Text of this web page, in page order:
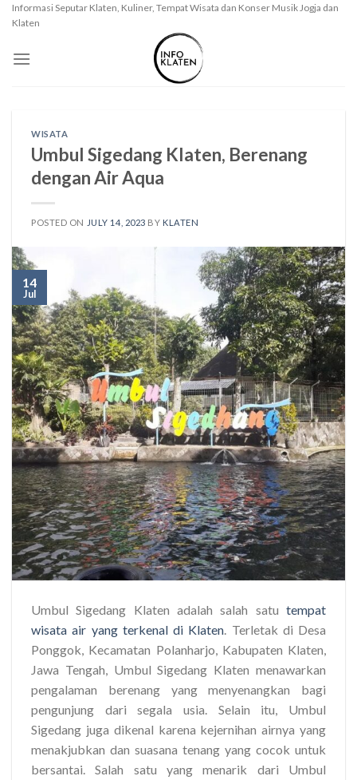
SkipInformasi Seputar Klaten, Kuliner, Tempat Wisata dan Konser Musik Jogja dan
Klaten
WISATA
Umbul Sigedang Klaten, Berenang
dengan Air Aqua
POSTED ON JULY 14, 2023 BY KLATEN
14
Jul
Umbul Sigedang Klaten adalah salah satu tempat
wisata air yang terkenal di Klaten . Terletak di Desa
Ponggok, Kecamatan Polanharjo, Kabupaten Klaten,
Jawa Tengah, Umbul Sigedang Klaten menawarkan
pengalaman berenang yang menyenangkan bagi
pengunjung dari segala usia. Selain itu, Umbul
Sigedang juga dikenal karena kejernihan airnya yang
menakjubkan dan suasana tenang yang cocok untuk
bersantai. Salah satu yang menarik dari Umbul